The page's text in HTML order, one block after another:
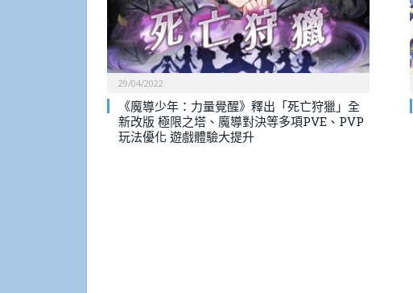
29/04/2022
《魔導少年：力量覺醒》釋出「死亡狩獵」全
新改版 極限之塔、魔導對決等多項PVE、PVP
玩法優化 遊戲體驗大提升